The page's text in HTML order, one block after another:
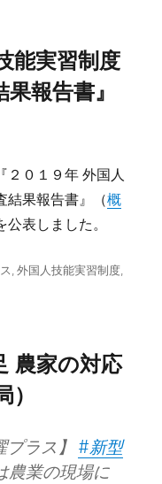
能実習制度
報告書』
２０１９年 外国人
結果報告書』（概
公表しました。
,外国人技能実習制度
農家の対応
ラス】 #新型
農業の現場に